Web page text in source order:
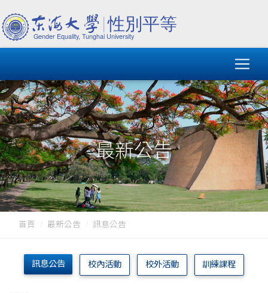
最新公告
首頁 最新公告 訊息公告
訊息公告 校內活動 校外活動 訓練課程